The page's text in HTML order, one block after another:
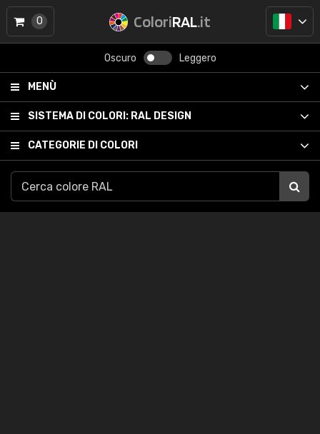
ColoriRAL.it
Oscuro Leggero
MENÙ
SISTEMA DI COLORI: RAL DESIGN
CATEGORIE DI COLORI
0